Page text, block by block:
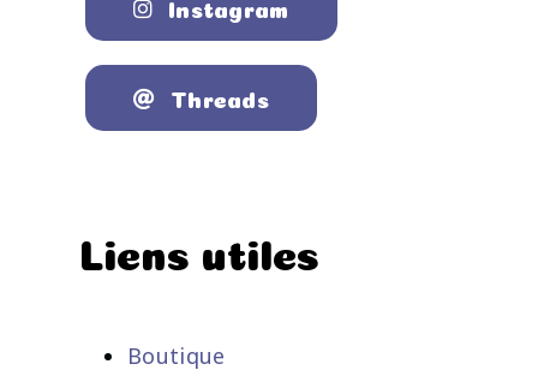
Instagram
Threads
Liens utiles
Boutique